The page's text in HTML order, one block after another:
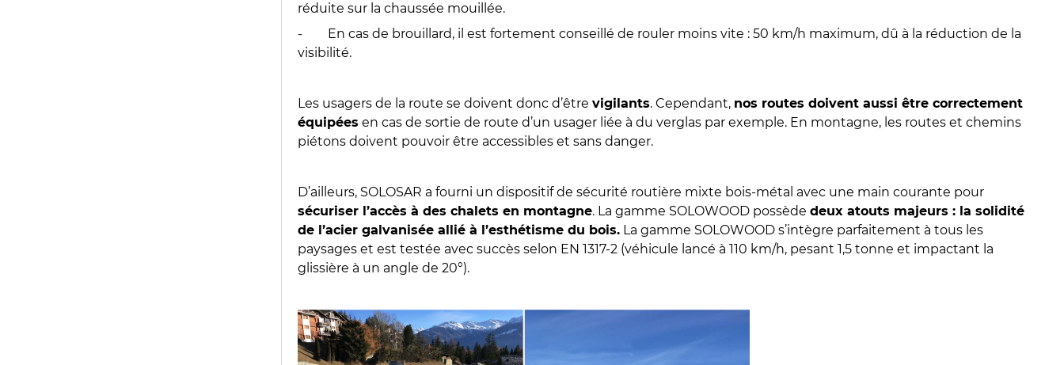
réduite sur la chaussée mouillée.
- En cas de brouillard, il est fortement conseillé de rouler moins vite : 50 km/h maximum, dû à la réduction de la
visibilité.
Les usagers de la route se doivent donc d’être vigilants. Cependant, nos routes doivent aussi être correctement
équipées en cas de sortie de route d’un usager liée à du verglas par exemple. En montagne, les routes et chemins
piétons doivent pouvoir être accessibles et sans danger.
D’ailleurs, SOLOSAR a fourni un dispositif de sécurité routière mixte bois-métal avec une main courante pour
sécuriser l’accès à des chalets en montagne. La gamme SOLOWOOD possède deux atouts majeurs : la solidité
de l’acier galvanisée allié à l’esthétisme du bois. La gamme SOLOWOOD s’intègre parfaitement à tous les
paysages et est testée avec succès selon EN 1317-2 (véhicule lancé à 110 km/h, pesant 1,5 tonne et impactant la
glissière à un angle de 20°).